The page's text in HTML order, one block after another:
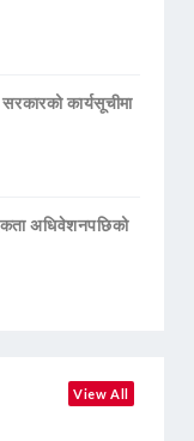
सरकारको कार्यसूचीमा
अधिवेशनपछिको
View All